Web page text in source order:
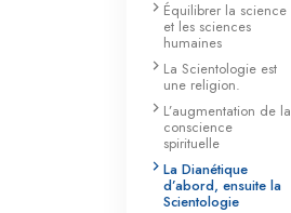
Équilibrer la science
et les sciences
humaines
La Scientologie est
une religion.
L’augmentation de la
conscience
spirituelle
La Dianétique
d’abord, ensuite la
Scientologie